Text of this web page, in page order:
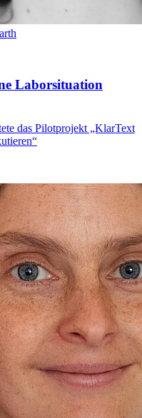
Laborsituation
das Pilotprojekt „KlarText